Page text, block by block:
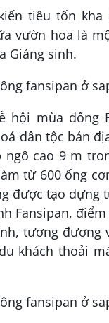
tiêu tốn kha
vườn hoa là
Giáng sinh.
hội mùa đông
dân tộc bản
ngô cao 9 m
từ 600 ống
được tạo dựng
Fansipan,
tương đương
khách thoải